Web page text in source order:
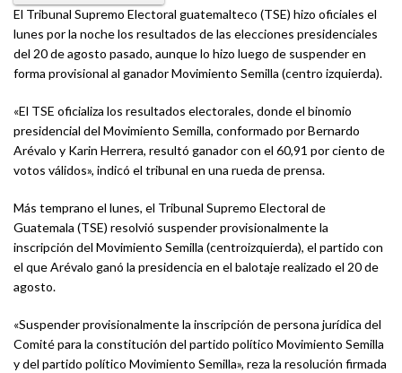
El Tribunal Supremo Electoral guatemalteco (TSE) hizo oficiales el
lunes por la noche los resultados de las elecciones presidenciales
del 20 de agosto pasado, aunque lo hizo luego de suspender en
forma provisional al ganador Movimiento Semilla (centro izquierda).
«El TSE oficializa los resultados electorales, donde el binomio
presidencial del Movimiento Semilla, conformado por Bernardo
Arévalo y Karin Herrera, resultó ganador con el 60,91 por ciento de
votos válidos», indicó el tribunal en una rueda de prensa.
Más temprano el lunes, el Tribunal Supremo Electoral de
Guatemala (TSE) resolvió suspender provisionalmente la
inscripción del Movimiento Semilla (centroizquierda), el partido con
el que Arévalo ganó la presidencia en el balotaje realizado el 20 de
agosto.
«Suspender provisionalmente la inscripción de persona jurídica del
Comité para la constitución del partido político Movimiento Semilla
y del partido político Movimiento Semilla», reza la resolución firmada